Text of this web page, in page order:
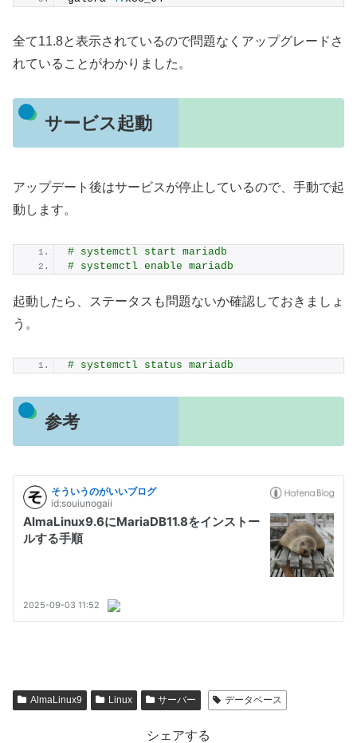
全て11.8と表示されているので問題なくアップグレードさ
れていることがわかりました。
サービス起動
アップデート後はサービスが停止しているので、手動で起
動します。
# systemctl start mariadb
# systemctl enable mariadb
起動したら、ステータスも問題ないか確認しておきましょ
う。
# systemctl status mariadb
参考
AlmaLinux9 Linux サーバー データベース
シェアする